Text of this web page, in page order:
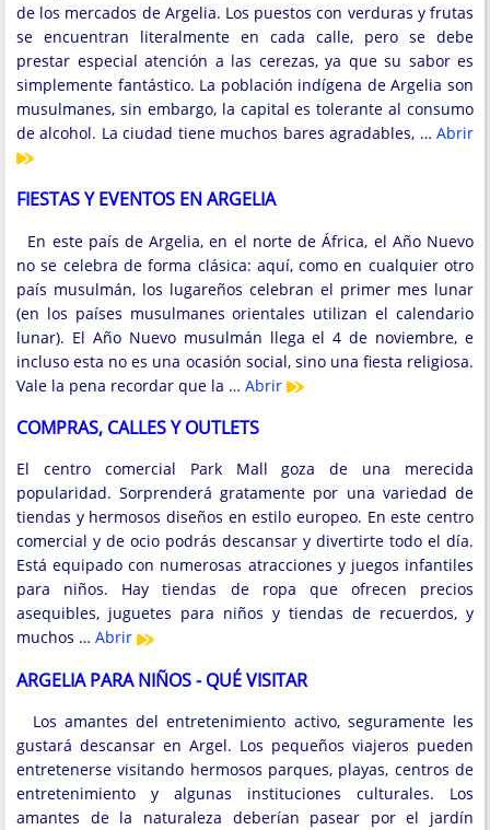
de los mercados de Argelia. Los puestos con verduras y frutas
se encuentran literalmente en cada calle, pero se debe
prestar especial atención a las cerezas, ya que su sabor es
simplemente fantástico. La población indígena de Argelia son
musulmanes, sin embargo, la capital es tolerante al consumo
de alcohol. La ciudad tiene muchos bares agradables, … Abrir
FIESTAS Y EVENTOS EN ARGELIA
En este país de Argelia, en el norte de África, el Año Nuevo
no se celebra de forma clásica: aquí, como en cualquier otro
país musulmán, los lugareños celebran el primer mes lunar
(en los países musulmanes orientales utilizan el calendario
lunar). El Año Nuevo musulmán llega el 4 de noviembre, e
incluso esta no es una ocasión social, sino una fiesta religiosa.
Vale la pena recordar que la … Abrir
COMPRAS, CALLES Y OUTLETS
El centro comercial Park Mall goza de una merecida
popularidad. Sorprenderá gratamente por una variedad de
tiendas y hermosos diseños en estilo europeo. En este centro
comercial y de ocio podrás descansar y divertirte todo el día.
Está equipado con numerosas atracciones y juegos infantiles
para niños. Hay tiendas de ropa que ofrecen precios
asequibles, juguetes para niños y tiendas de recuerdos, y
muchos … Abrir
ARGELIA PARA NIÑOS - QUÉ VISITAR
Los amantes del entretenimiento activo, seguramente les
gustará descansar en Argel. Los pequeños viajeros pueden
entretenerse visitando hermosos parques, playas, centros de
entretenimiento y algunas instituciones culturales. Los
amantes de la naturaleza deberían pasear por el jardín